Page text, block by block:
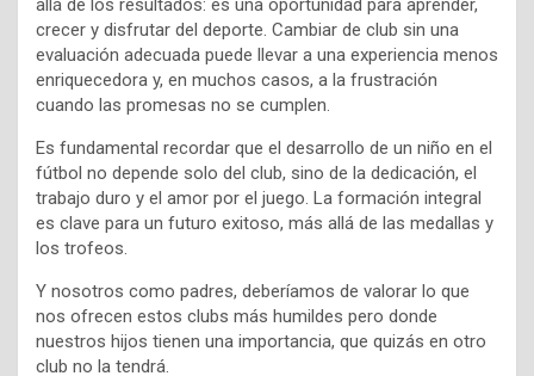
allá de los resultados: es una oportunidad para aprender,
crecer y disfrutar del deporte. Cambiar de club sin una
evaluación adecuada puede llevar a una experiencia menos
enriquecedora y, en muchos casos, a la frustración
cuando las promesas no se cumplen.
Es fundamental recordar que el desarrollo de un niño en el
fútbol no depende solo del club, sino de la dedicación, el
trabajo duro y el amor por el juego. La formación integral
es clave para un futuro exitoso, más allá de las medallas y
los trofeos.
Y nosotros como padres, deberíamos de valorar lo que
nos ofrecen estos clubs más humildes pero donde
nuestros hijos tienen una importancia, que quizás en otro
club no la tendrá.